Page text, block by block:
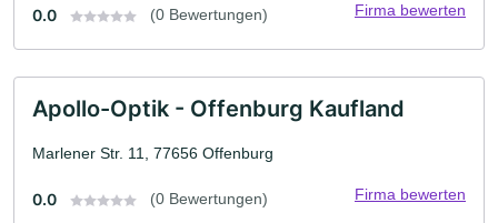
0.0 (0 Bewertungen) Firma bewerten
Apollo-Optik - Offenburg Kaufland
Marlener Str. 11, 77656 Offenburg
0.0 (0 Bewertungen) Firma bewerten